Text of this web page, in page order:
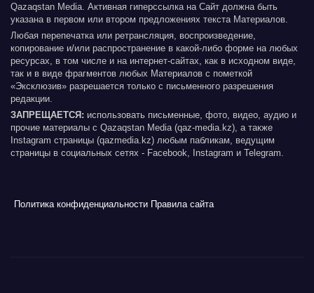
Qazaqstan Media. Активная гиперссылка на Сайт должна быть
указана в первом или втором предложениях текста Материалов.
Любая перепечатка или ретрансляция, воспроизведение,
копирование и/или распространение в какой-либо форме на любых
ресурсах, в том числе и на интернет-сайтах, как в исходном виде,
так и в виде фрагментов любых Материалов с пометкой
«Эксклюзив» разрешается только с письменного разрешения
редакции.
ЗАПРЕЩАЕТСЯ: использовать письменные, фото, видео, аудио и
прочие материалы с Qazaqstan Media (qaz-media.kz), а также
Instagram страницы (qazmedia.kz) любым пабликам, ведущим
страницы в социальных сетях - Facebook, Instagram и Telegram.
Политика конфиденциальности Правила сайта